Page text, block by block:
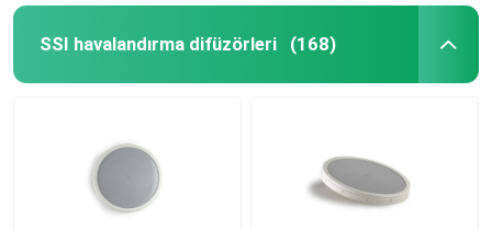
SSI havalandırma difüzörleri (168)